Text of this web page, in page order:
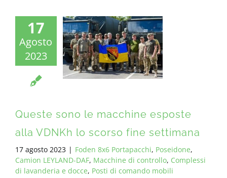
17
Agosto
2023
Queste sono le macchine esposte
alla VDNKh lo scorso fine settimana
17 agosto 2023 | Foden 8x6 Portapacchi, Poseidone,
Camion LEYLAND-DAF, Macchine di controllo, Complessi
di lavanderia e docce, Posti di comando mobili